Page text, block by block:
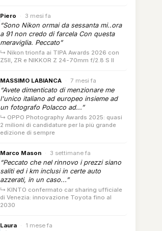
Piero · 3 mesi fa
“Sono Nikon ormai da sessanta mi..ora
a 91 non credo di farcela Con questa
meraviglia. Peccato”
↳ Nikon trionfa ai TIPA Awards 2026 con
Z5II, ZR e NIKKOR Z 24-70mm f/2.8 S II
MASSIMO LABIANCA · 7 mesi fa
“Avete dimenticato di menzionare me
l'unico italiano ad europeo insieme ad
un fotografo Polacco ad...”
↳ OPPO Photography Awards 2025: quasi
2 milioni di candidature per la più grande
edizione di sempre
Marco Mason · 3 settimane fa
“Peccato che nel rinnovo i prezzi siano
saliti ed i km inclusi in certe auto
azzerati, in un caso...”
↳ KINTO confermato car sharing ufficiale
di Venezia: innovazione Toyota fino al
2030
Laura · 1 mese fa